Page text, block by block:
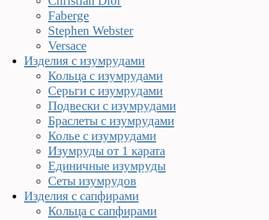
Faberge
Stephen Webster
Versace
Изделия с изумрудами
Кольца с изумрудами
Серьги с изумрудами
Подвески с изумрудами
Браслеты с изумрудами
Колье с изумрудами
Изумруды от 1 карата
Единичные изумруды
Сеты изумрудов
Изделия с сапфирами
Кольца с сапфирами